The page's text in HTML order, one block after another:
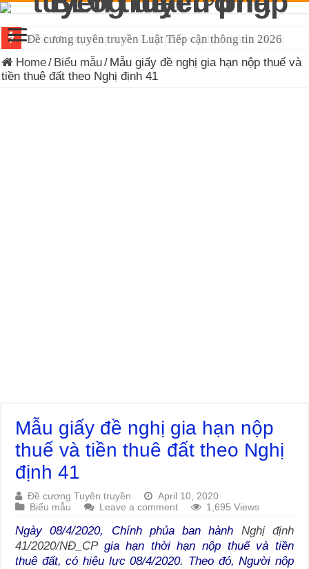
Đề cương tuyên truyền Luật Tiếp cận thông tin 2026
Home/ Biểu mẫu/ Mẫu giấy đề nghị gia hạn nộp thuế và
tiền thuê đất theo Nghị định 41
Mẫu giấy đề nghị gia hạn nộp
thuế và tiền thuê đất theo Nghị
định 41
Đề cương Tuyên truyền
April 10, 2020
Biểu mẫu
Leave a comment 1,695 Views
Ngày 08/4/2020, Chính phủa ban hành Nghị định
41/2020/NĐ_CPgia hạn thời hạn nộp thuế và tiền
thuê đất, có hiệu lực 08/4/2020. Theo đó, Người nộp